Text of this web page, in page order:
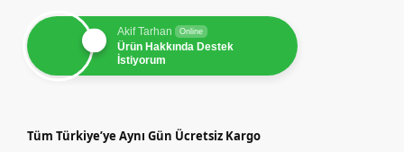
Akif Tarhan Online
Ürün Hakkında Destek
İstiyorum
Tüm Türkiye’ye Aynı Gün Ücretsiz Kargo